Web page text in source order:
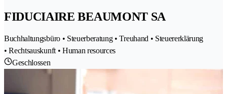
FIDUCIAIRE BEAUMONT SA
Buchhaltungsbüro • Steuerberatung • Treuhand • Steuererklärung
• Rechtsauskunft • Human resources
Geschlossen